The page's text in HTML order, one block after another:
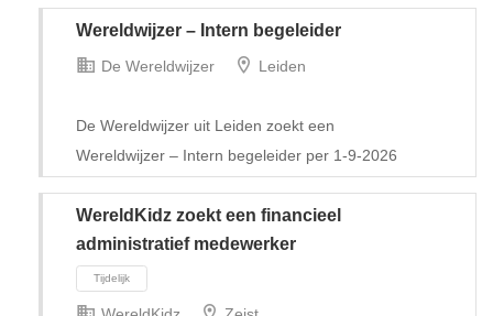
Wereldwijzer – Intern begeleider
De Wereldwijzer Leiden
De Wereldwijzer uit Leiden zoekt een
Wereldwijzer – Intern begeleider per 1-9-2026
WereldKidz zoekt een financieel
administratief medewerker